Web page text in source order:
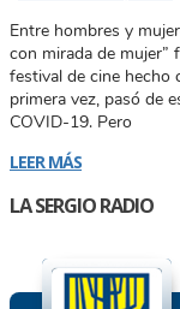
Entre hombres y
con mirada de mujer”
festival de cine hecho
primera vez, pasó de
COVID-19. Pero
LEER MÁS
LA SERGIO RADIO